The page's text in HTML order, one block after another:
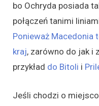
bo Ochryda posiada
połączeń tanimi
Ponieważ Macedonia
kraj, zarówno do jak i
przykład do Bitoli i
Jeśli chodzi o